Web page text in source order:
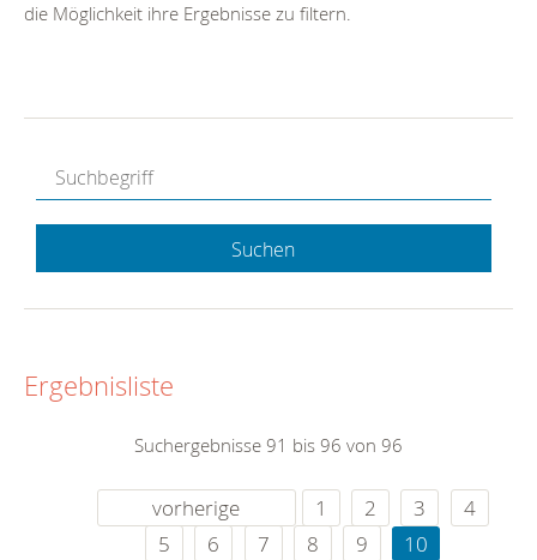
die Möglichkeit ihre Ergebnisse zu filtern.
Suchen
Ergebnisliste
Suchergebnisse 91 bis 96 von 96
vorherige 1 2 3
4
5
6 7 8 9 10